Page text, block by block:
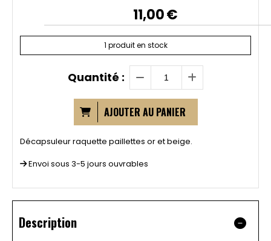
11,00€
1 produit en stock
Quantité :
AJOUTER AU PANIER
Décapsuleur raquette paillettes or et beige.
Envoi sous 3-5 jours ouvrables
Description